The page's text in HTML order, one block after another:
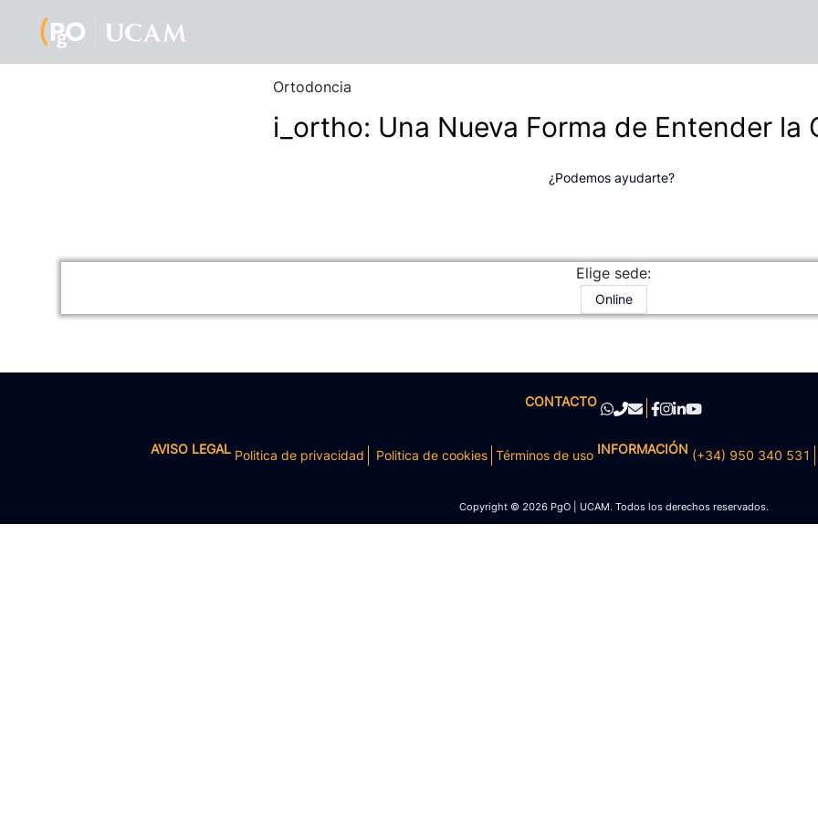
Ortodoncia
i_ortho: Una Nueva Forma de Entender la
¿Podemos ayudarte?
Elige sede:
Online
CONTACTO
AVISO LEGALPolitica de privacidad Politica de cookies Términos de uso INFORMACIÓN (+34) 950 340 531
Copyright © 2026 PgO | UCAM. Todos los derechos reservados.